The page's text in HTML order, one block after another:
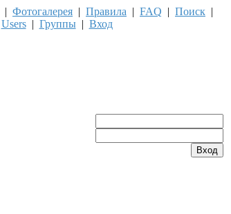
| Фотогалерея | Правила | FAQ | Поиск |
Users| Группы| Вход